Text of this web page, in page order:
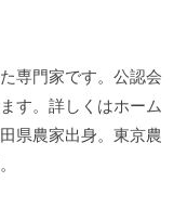
専門家です。公認会
す。詳しくはホーム
県農家出身。東京農